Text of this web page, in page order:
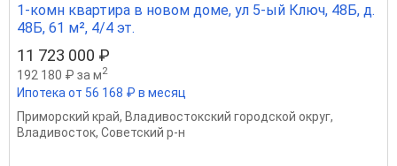
1-комн квартира в новом доме, ул 5-ый Ключ, 48Б, д.
48Б, 61 м², 4/4 эт.
11 723 000 ₽
192 180 ₽ за м2
Ипотека от 56 168 ₽ в месяц
Приморский край, Владивостокский городской округ,
Владивосток, Советский р-н